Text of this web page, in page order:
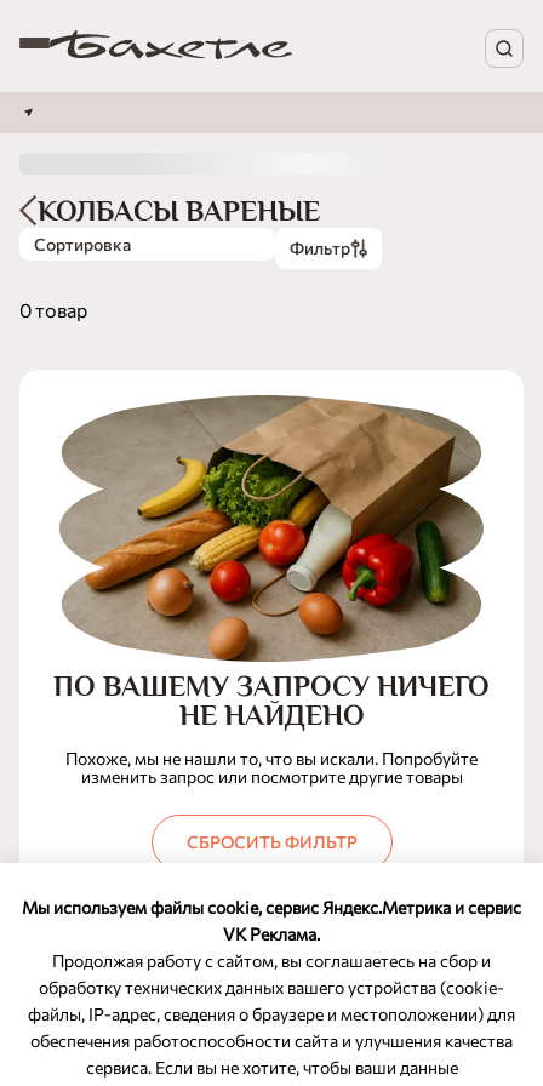
Мы используем файлы cookie, сервис Яндекс.Метрика и сервис
VK Реклама.
Продолжая работу с сайтом, вы соглашаетесь на сбор и
обработку технических данных вашего устройства (cookie-
файлы, IP-адрес, сведения о браузере и местоположении) для
обеспечения работоспособности сайта и улучшения качества
сервиса. Если вы не хотите, чтобы ваши данные
КОЛБАСЫ ВАРЕНЫЕ
Сортировка Фильтр
0 товар
ПО ВАШЕМУ ЗАПРОСУ НИЧЕГО
НЕ НАЙДЕНО
Похоже, мы не нашли то, что вы искали. Попробуйте
изменить запрос или посмотрите другие товары
СБРОСИТЬ ФИЛЬТР
ОБРАТНАЯ СВЯЗЬ
8-800-350-46-10